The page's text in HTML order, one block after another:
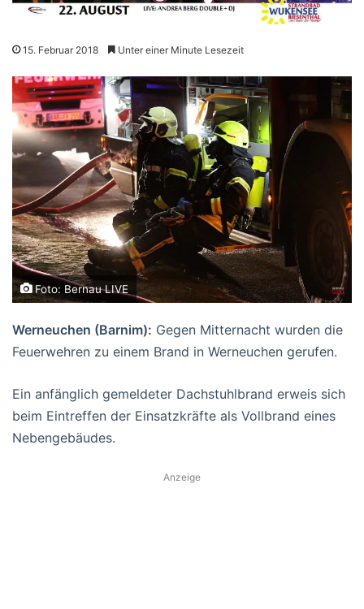
15. Februar 2018 Unter einer Minute Lesezeit
Foto: Bernau LIVE
Werneuchen (Barnim): Gegen Mitternacht wurden die
Feuerwehren zu einem Brand in Werneuchen gerufen.
Ein anfänglich gemeldeter Dachstuhlbrand erweis sich
beim Eintreffen der Einsatzkräfte als Vollbrand eines
Nebengebäudes.
Anzeige